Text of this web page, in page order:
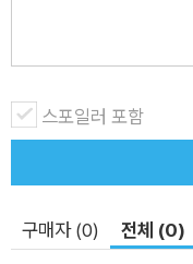
유지되어 온 구조라는
확대될 수 있다. 기후변
투자 수요를 창출할 중
친환경 투자는 필연적
에서 과연 언제까지 가
스포일러 포함
구매자 (0) 전체 (0)